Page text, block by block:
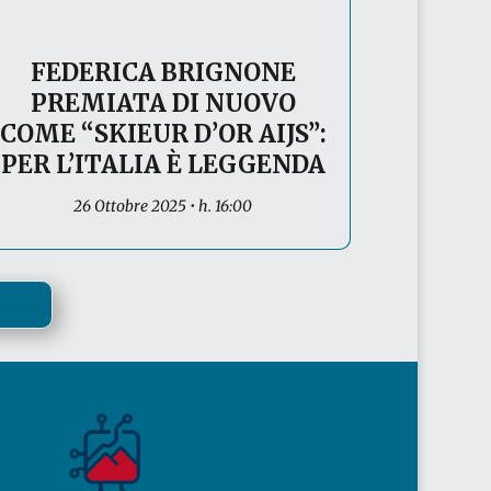
FEDERICA BRIGNONE
PREMIATA DI NUOVO
COME “SKIEUR D’OR AIJS”:
PER L’ITALIA È LEGGENDA
26 Ottobre 2025 • h. 16:00